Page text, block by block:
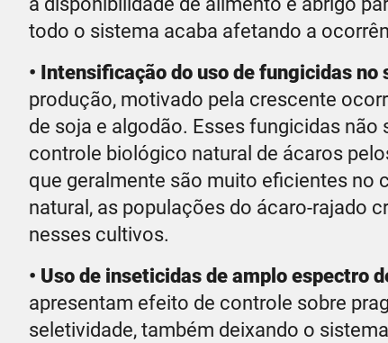
todo o sistema acaba afetando a
• Intensificação do uso de fungicidas no
produção, motivado pela crescente
de soja e algodão. Esses fungicidas
controle biológico natural de ácaros
que geralmente são muito eficientes no
natural, as populações do ácaro-rajado
nesses cultivos.
• Uso de inseticidas de amplo espectro
apresentam efeito de controle sobre
seletividade, também deixando o